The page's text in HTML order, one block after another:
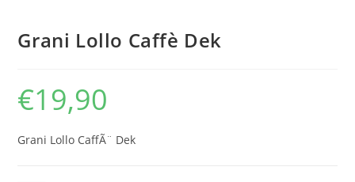
Grani Lollo Caffè Dek
€19,90
Grani Lollo CaffÃ¨ Dek